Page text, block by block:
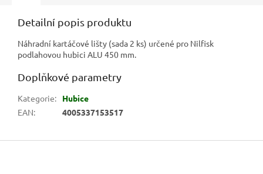
Detailní popis produktu
Náhradní kartáčové lišty (sada 2 ks) určené pro Nilfisk
podlahovou hubici ALU 450 mm.
Doplňkové parametry
Kategorie:
Hubice
EAN: 4005337153517
Z